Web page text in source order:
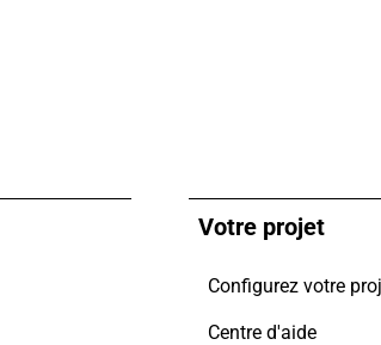
Votre projet
Configurez votre
Centre d'aide